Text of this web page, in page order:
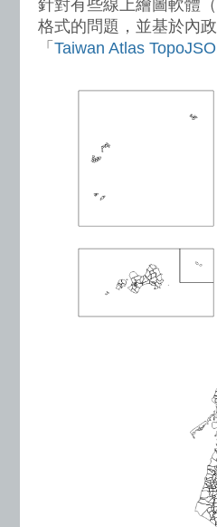
針對有些線上繪圖軟體
格式的問題，並基於內
「 Taiwan Atlas